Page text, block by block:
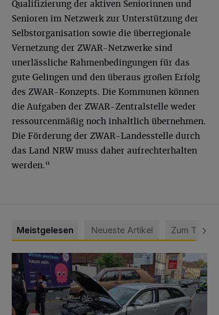
Qualifizierung der aktiven Seniorinnen und
Senioren im Netzwerk zur Unterstützung der
Selbstorganisation sowie die überregionale
Vernetzung der ZWAR-Netzwerke sind
unerlässliche Rahmenbedingungen für das
gute Gelingen und den überaus großen Erfolg
des ZWAR-Konzepts. Die Kommunen können
die Aufgaben der ZWAR-Zentralstelle weder
ressourcenmäßig noch inhaltlich übernehmen.
Die Förderung der ZWAR-Landesstelle durch
das Land NRW muss daher aufrechterhalten
werden.“
Meistgelesen Neueste Artikel Zum Thema
Schwerer Unfall mit 2,48 Promille